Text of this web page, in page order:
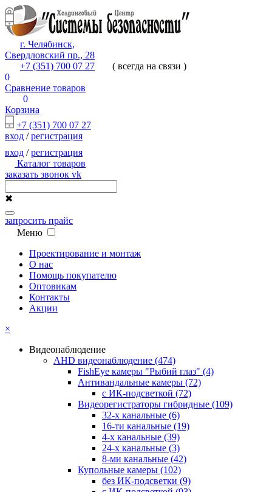
г. Челябинск,
Свердловский пр., 28
+7 (351) 700 07 27
( всегда на связи )
0
Сравнение товаров
0
Корзина
+7 (351) 700 07 27
вход /регистрация
вход /регистрация
Каталог товаров
заказать звонок vk
✖
запросить прайс
Меню
Проектирование и монтаж
О нас
Помощь покупателю
Оптовикам
Контакты
Акции
×
Видеонаблюдение
AHD видеонаблюдение (474)
FishEye камеры "Рыбий глаз" (4)
Антивандальные камеры (72)
с ИК-подсветкой (72)
Видеорегистраторы гибридные (109)
32-х канальные (6)
16-ти канальные (19)
4-х канальные (39)
24-х канальные (3)
8-ми канальные (42)
Купольные камеры (102)
без ИК-подсветки (9)